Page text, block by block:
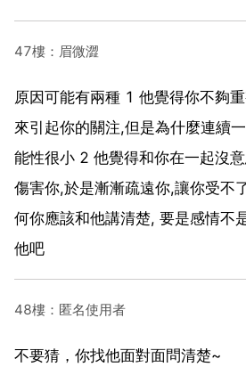
47樓：眉微澀
原因可能有兩種 1 他覺得你不夠
來引起你的關注,但是為什麼連續
能性很小 2 他覺得和你在一起沒
傷害你,於是漸漸疏遠你,讓你受不
何你應該和他講清楚, 要是感情不
他吧
48樓：匿名使用者
不要猜，你找他面對面問清楚~